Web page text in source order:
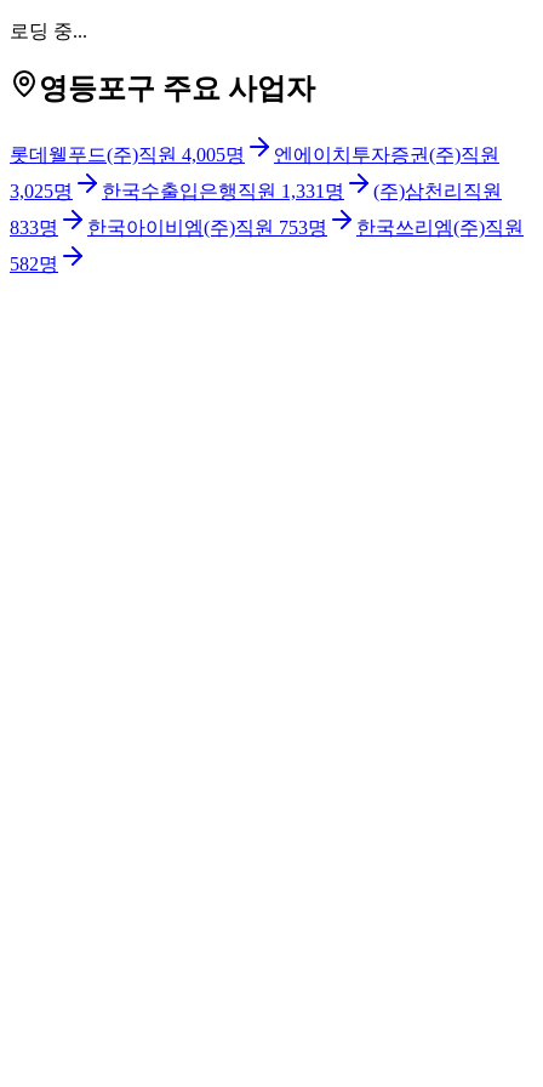
로딩 중...
영등포구 주요 사업자
롯데웰푸드(주)직원 4,005명 엔에이치투자증권(주)직원
3,025명 한국수출입은행직원 1,331 명 (주)삼천리 직원
833명 한국아이비엠(주)직원 753명 한국쓰리엠(주)직원
582명